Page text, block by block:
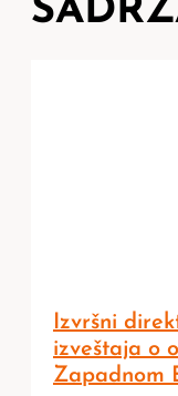
Izvršni
izveštaja o
Zapadnom